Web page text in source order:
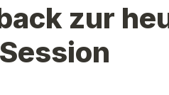
zur
Session